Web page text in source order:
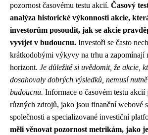
pozornost časovému testu akcií. Časový
analýza historické výkonnosti akcie,
investorům posoudit, jak se akcie
vyvíjet v budoucnu. Investoři se často
krátkodobými výkyvy na trhu a zapomínají
horizont. Je důležité si uvědomit, že akcie,
dosahovaly dobrých výsledků, nemusí
budoucnu. Informace o časovém testu akcií
různých zdrojů, jako jsou finanční webové
společnosti a specializované investiční
měli věnovat pozornost metrikám, jako